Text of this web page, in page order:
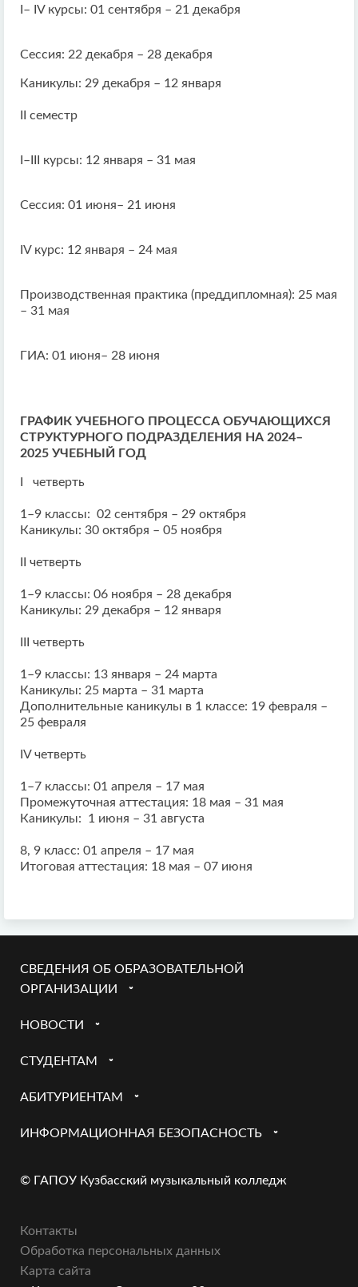
I– IV курсы: 01 сентября – 21 декабря
Сессия: 22 декабря – 28 декабря
Каникулы: 29 декабря – 12 января
II семестр
I–III курсы: 12 января – 31 мая
Сессия: 01 июня– 21 июня
IV курс: 12 января – 24 мая
Производственная практика (преддипломная): 25 мая
– 31 мая
ГИА: 01 июня– 28 июня
ГРАФИК УЧЕБНОГО ПРОЦЕССА ОБУЧАЮЩИХСЯ
СТРУКТУРНОГО ПОДРАЗДЕЛЕНИЯ НА 2024–
2025 УЧЕБНЫЙ ГОД
I четверть
1–9 классы: 02 сентября – 29 октября
Каникулы: 30 октября – 05 ноября
II четверть
1–9 классы: 06 ноября – 28 декабря
Каникулы: 29 декабря – 12 января
III четверть
1–9 классы: 13 января – 24 марта
Каникулы: 25 марта – 31 марта
Дополнительные каникулы в 1 классе: 19 февраля –
25 февраля
IV четверть
1–7 классы: 01 апреля – 17 мая
Промежуточная аттестация: 18 мая – 31 мая
Каникулы: 1 июня – 31 августа
8, 9 класс: 01 апреля – 17 мая
Итоговая аттестация: 18 мая – 07 июня
СВЕДЕНИЯ ОБ ОБРАЗОВАТЕЛЬНОЙ
ОРГАНИЗАЦИИ
НОВОСТИ
СТУДЕНТАМ
АБИТУРИЕНТАМ
ИНФОРМАЦИОННАЯ БЕЗОПАСНОСТЬ
© ГАПОУ Кузбасский музыкальный колледж
Контакты
Обработка персональных данных
Карта сайта